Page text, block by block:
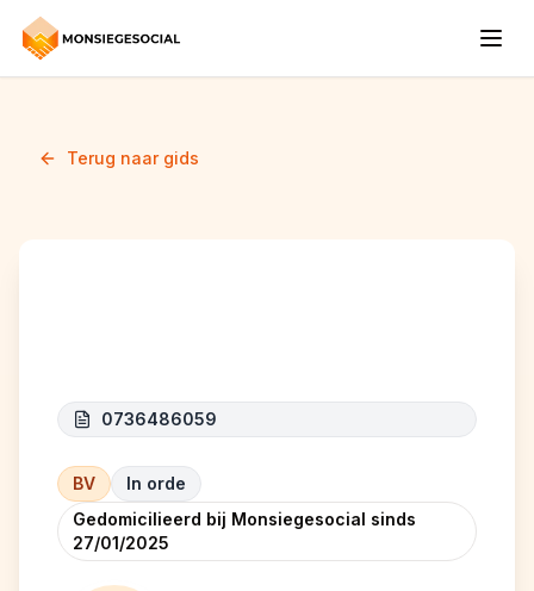
Terug naar gids
0736486059
BV
In orde
Gedomicilieerd bij Monsiegesocial sinds
27/01/2025